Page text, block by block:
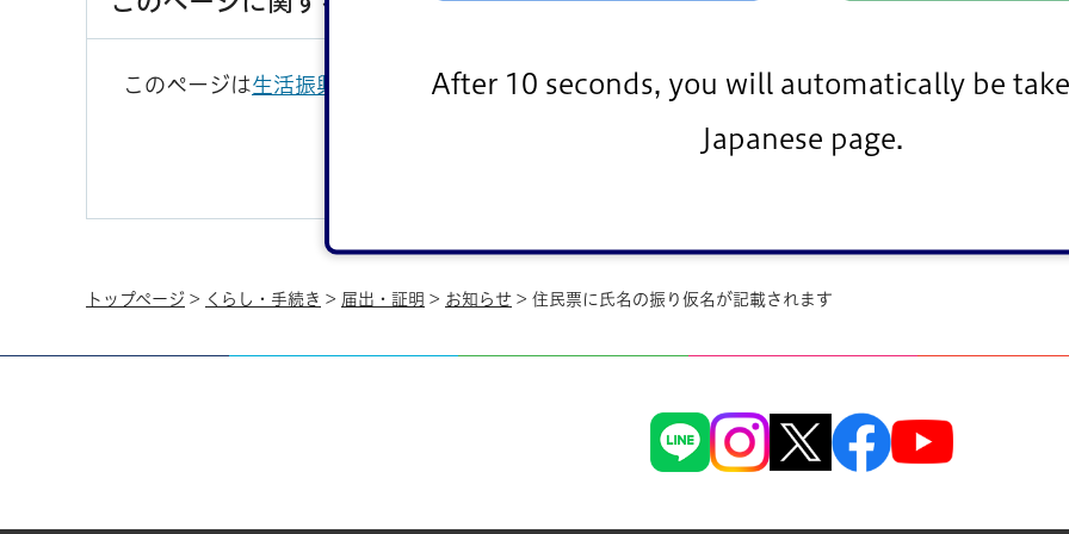
After 10 seconds, you will automatically be
Japanese page.
このページは生活振興部住民情報課が担当しています。
トップページ > くらし・手続き > 届出・証明 > お知らせ > 住民票に氏名の振り仮名が記載されます